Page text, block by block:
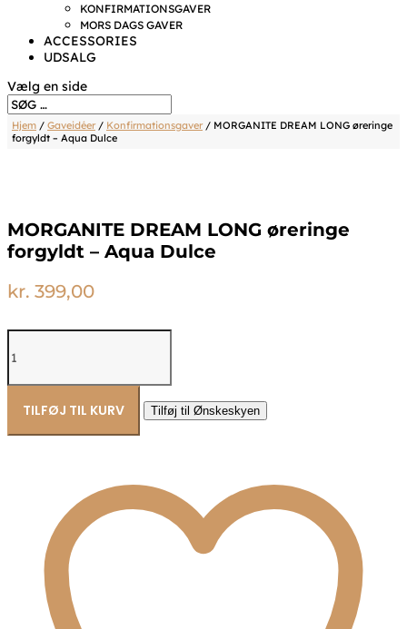
KONFIRMATIONSGAVER
MORS DAGS GAVER
ACCESSORIES
UDSALG
Vælg en side
Hjem / Gaveidéer/ Konfirmationsgaver/ MORGANITE DREAM LONG øreringe
forgyldt – Aqua Dulce
MORGANITE DREAM LONG øreringe
forgyldt – Aqua Dulce
kr. 399,00
DREAM
øreringe
forgyldt
Aqua
TILFØJ TIL KURV Tilføj til Ønskeskyen